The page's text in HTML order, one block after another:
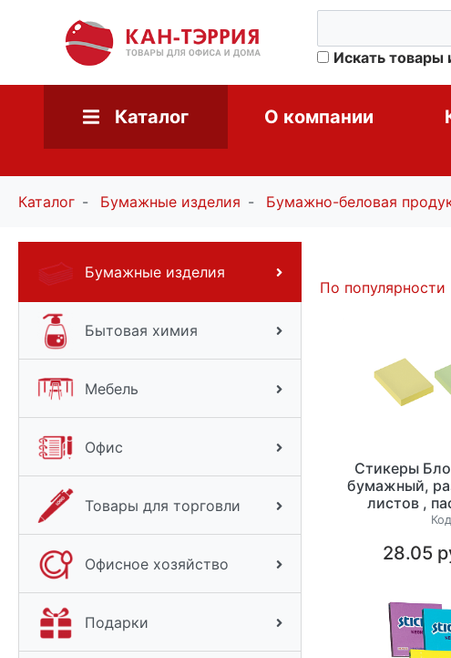
Искать товары
Каталог О компании
Каталог Бумажные изделия Бумажно-беловая
Бумажные изделия
Бытовая химия
Мебель
Офис
Товары для торговли
Офисное хозяйство
Подарки
По популярности
Стикеры
бумажный,
листов ,
28.05